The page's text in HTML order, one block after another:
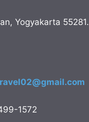
Yogyakarta 55281.
1572